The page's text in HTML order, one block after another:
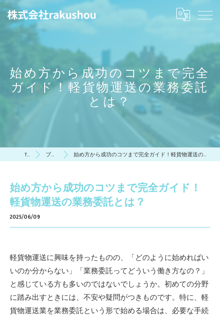
始め方から成功のコツまで完全
ガイド！軽貨物運送の業務委託
とは？
TOP ブログ 始め方から成功のコツまで完全ガイド！軽貨物運送の業務委託とは？
始め方から成功のコツまで完全ガイド！
軽貨物運送の業務委託とは？
2025/06/09
軽貨物運送に興味を持ったものの、「どのように始めればい
いのか分からない」「業務委託ってどういう働き方なの？」
と感じている方も多いのではないでしょうか。初めての分野
に踏み出すときには、不安や疑問がつきものです。特に、軽
貨物運送業を業務委託という形で始める場合は、必要な手続